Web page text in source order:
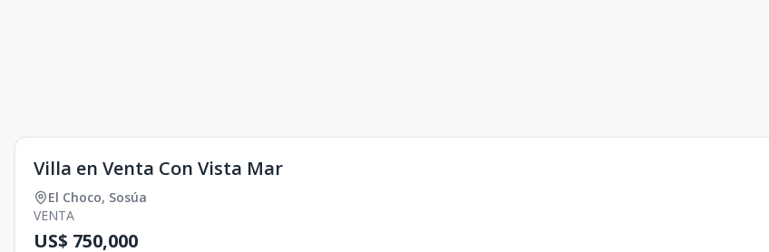
Villa en Venta Con Vista Mar
El Choco, Sosúa
VENTA
US$ 750,000